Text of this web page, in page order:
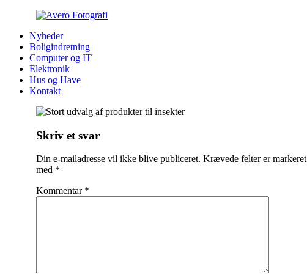
Nyheder
Boligindretning
Computer og IT
Elektronik
Hus og Have
Kontakt
Indlægsnavigation
Skriv et svar
Din e-mailadresse vil ikke blive publiceret. Krævede felter er markeret
med *
Kommentar *